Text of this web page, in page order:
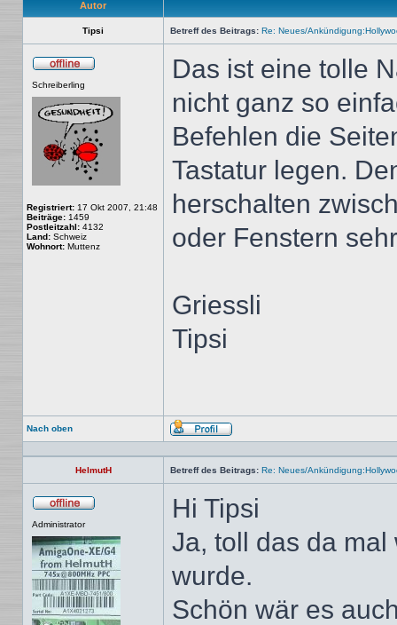
Autor
Tipsi Betreff des Beitrags: Re: Neues/
Schreiberling
Registriert: 17 Okt 2007, 21:48
Beiträge: 1459
Postleitzahl: 4132
Land: Schweiz
Wohnort: Muttenz
Das ist eine tolle
nicht ganz so
Befehlen die
Tastatur legen.
herschalten
oder Fenstern
Griessli
Tipsi
Nach oben
Profil
HelmutH Betreff des Beitrags: Re: Neues/
Administrator
Hi Tipsi
Ja, toll das da
wurde.
Schön wär es